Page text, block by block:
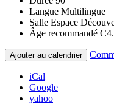
Langue Multilingue
Salle Espace
Âge recommandé
Ajouter au calendrier
iCal
Google
yahoo